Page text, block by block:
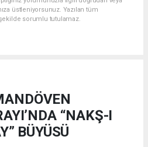
üstleniyorsunuz. Yazılan tüm
sorumlu tutulamaz.
“NAKŞ-I
BÜYÜSÜ